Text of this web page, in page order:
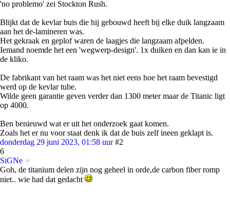
'no problemo' zei Stockton Rush.
Blijkt dat de kevlar buis die hij gebouwd heeft bij elke duik langzaam
aan het de-lamineren was.
Het gekraak en geplof waren de laagjes die langzaam afpelden.
Iemand noemde het een 'wegwerp-design'. 1x duiken en dan kan ie in
de kliko.
De fabrikant van het raam was het niet eens hoe het raam bevestigd
werd op de kevlar tube.
Wilde geen garantie geven verder dan 1300 meter maar de Titanic ligt
op 4000.
Ben benieuwd wat er uit het onderzoek gaat komen.
Zoals het er nu voor staat denk ik dat de buis zelf ineen geklapt is.
donderdag 29 juni 2023, 01:58 uur #2
6
SiGNe
Goh, de titanium delen zijn nog geheel in orde,de carbon fiber romp
niet.. wie had dat gedacht